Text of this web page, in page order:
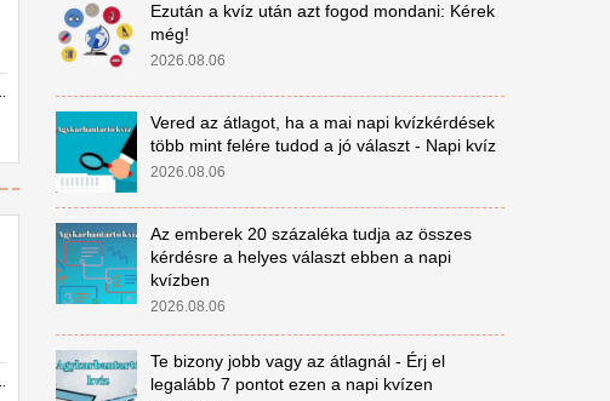
Ezután a kvíz után azt fogod mondani: Kérek
még!
2026.08.06
Vered az átlagot, ha a mai napi kvízkérdések
több mint felére tudod a jó választ - Napi kvíz
2026.08.06
Az emberek 20 százaléka tudja az összes
kérdésre a helyes választ ebben a napi
kvízben
2026.08.06
Te bizony jobb vagy az átlagnál - Érj el
legalább 7 pontot ezen a napi kvízen